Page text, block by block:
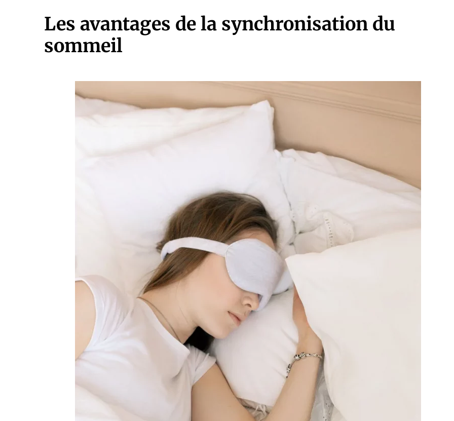
Les avantages de la synchronisation du
sommeil